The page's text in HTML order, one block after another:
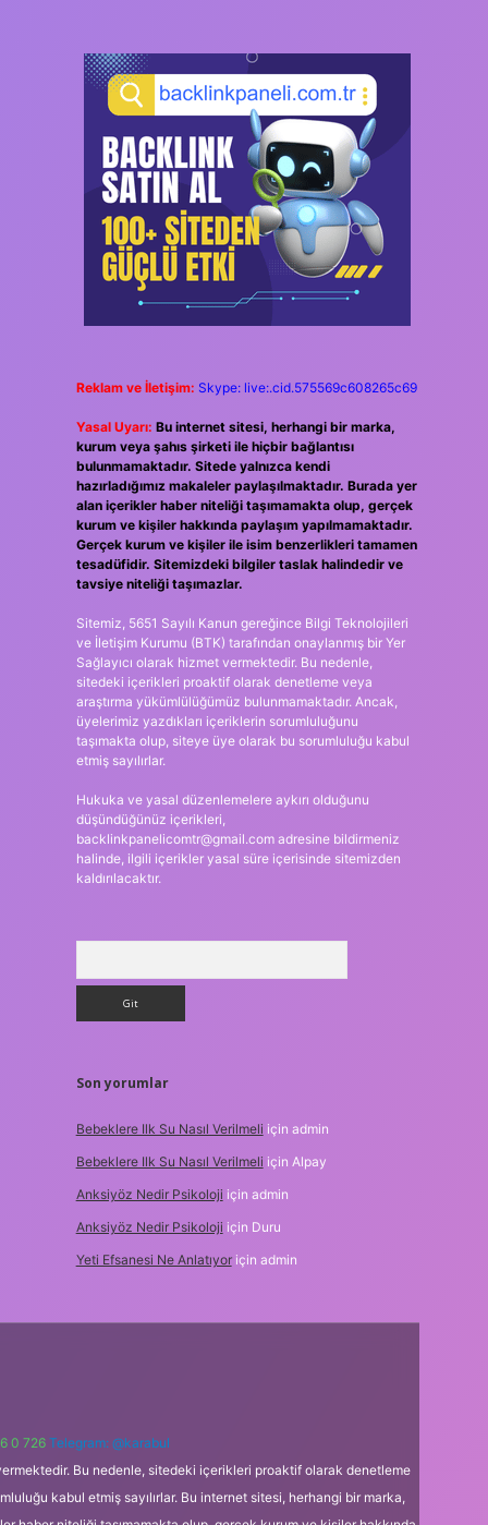
Reklam ve İletişim: Skype: live:.cid.575569c608265c69
Yasal Uyarı: Bu internet sitesi, herhangi bir marka,
kurum veya şahıs şirketi ile hiçbir bağlantısı
bulunmamaktadır. Sitede yalnızca kendi
hazırladığımız makaleler paylaşılmaktadır. Burada yer
alan içerikler haber niteliği taşımamakta olup, gerçek
kurum ve kişiler hakkında paylaşım yapılmamaktadır.
Gerçek kurum ve kişiler ile isim benzerlikleri tamamen
tesadüfidir. Sitemizdeki bilgiler taslak halindedir ve
tavsiye niteliği taşımazlar.
Sitemiz, 5651 Sayılı Kanun gereğince Bilgi Teknolojileri
ve İletişim Kurumu (BTK) tarafından onaylanmış bir Yer
Sağlayıcı olarak hizmet vermektedir. Bu nedenle,
sitedeki içerikleri proaktif olarak denetleme veya
araştırma yükümlülüğümüz bulunmamaktadır. Ancak,
üyelerimiz yazdıkları içeriklerin sorumluluğunu
taşımakta olup, siteye üye olarak bu sorumluluğu kabul
etmiş sayılırlar.
Hukuka ve yasal düzenlemelere aykırı olduğunu
düşündüğünüz içerikleri,
backlinkpanelicomtr@gmail.comadresine bildirmeniz
halinde, ilgili içerikler yasal süre içerisinde sitemizden
kaldırılacaktır.
Son yorumlar
Bebeklere Ilk Su Nasıl Verilmeli için admin
Bebeklere Ilk Su Nasıl Verilmeli için Alpay
Anksiyöz Nedir Psikoloji için admin
Anksiyöz Nedir Psikoloji için Duru
Yeti Efsanesi Ne Anlatıyoriçin admin
0 726 Telegram: @karabul
Bu nedenle, sitedeki içerikleri proaktif olarak denetleme
kabul etmiş sayılırlar. Bu internet sitesi, herhangi bir marka,